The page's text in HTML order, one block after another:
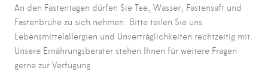
An den Fastentagen dürfen Sie Tee, Wasser, Fastensaft und
Fastenbrühe zu sich nehmen. Bitte teilen Sie uns
Lebensmittelallergien und Unverträglichkeiten rechtzeitig mit.
Unsere Ernährungsberater stehen Ihnen für weitere Fragen
gerne zur Verfügung.